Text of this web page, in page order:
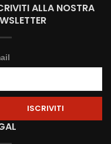
ALLA NOSTRA